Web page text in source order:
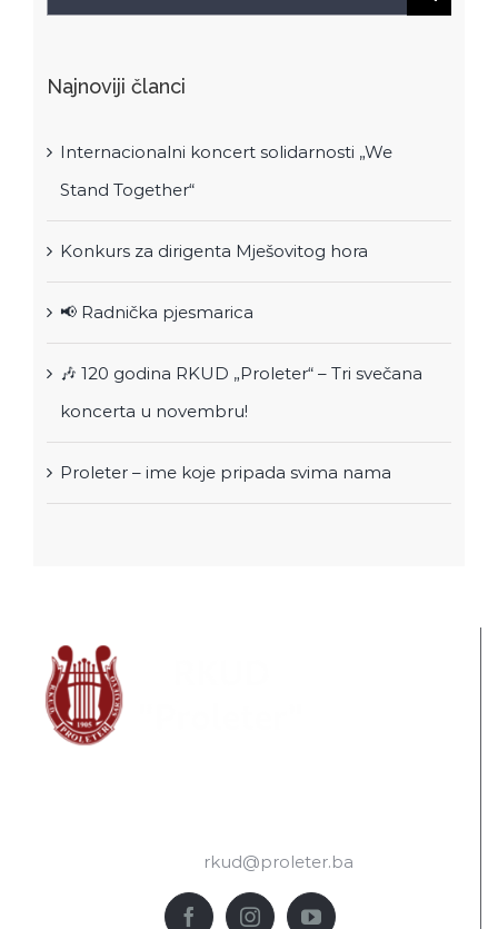
Najnoviji članci
Internacionalni koncert solidarnosti „We
Stand Together“
Konkurs za dirigenta Mješovitog hora
📢 Radnička pjesmarica
🎶 120 godina RKUD „Proleter“ – Tri svečana
koncerta u novembru!
Proleter – ime koje pripada svima nama
rkud@proleter.ba